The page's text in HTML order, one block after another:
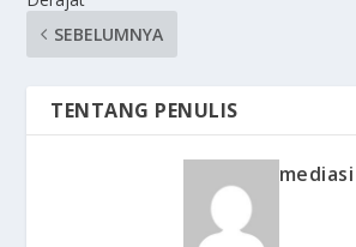
SEBELUMNYA
TENTANG PENULIS
mediasi